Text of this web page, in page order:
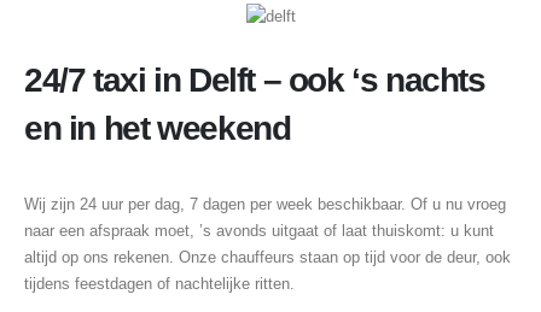
24/7 taxi in Delft – ook ‘s nachts
en in het weekend
Wij zijn 24 uur per dag, 7 dagen per week beschikbaar. Of u nu vroeg
naar een afspraak moet, ’s avonds uitgaat of laat thuiskomt: u kunt
altijd op ons rekenen. Onze chauffeurs staan op tijd voor de deur, ook
tijdens feestdagen of nachtelijke ritten.